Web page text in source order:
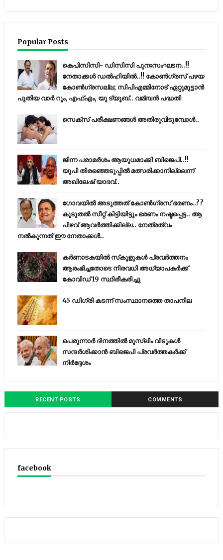
Popular Posts
കെപിസിസി- ഡിസിസി പുനഃസംഘടന..!!
നേതാക്കൾ ഡൽഹിയിൽ..!! കോണ്‍ഗ്രസ് പഴയ
കോണ്‍ഗ്രസല്ല; സിപിഎമ്മിനോട് ഏറ്റുമുട്ടാന്‍
പുതിയ വാര്‍ റൂം, എഫ്‌എം, യു ട്യൂബ്.. വമ്ബന്‍ പദ്ധതി
സെക്സ് പരീക്ഷണങ്ങൾ അതിരുവിടുമ്പോൾ..
ജിന്ന പരാമര്‍ശം ആയുധമാക്കി ബിജെപി..!!
യുപി തിരഞ്ഞെടുപ്പില്‍ മത്സരിക്കാനില്ലെന്ന്
അഖിലേഷ് യാദവ്..
ഗോവയിൽ അടുത്തത് കോൺഗ്രസ് ഭരണം..??
കൂടുതൽ സീറ്റ് കിട്ടിയിട്ടും ഭരണം നഷ്ടപ്പെട്ട.. ആ
പിഴവ് ആവർത്തിക്കില്ല.. നേത്രത്വം
നൽകുന്നത് ഈ നേതാക്കൾ..
കര്‍ണാടകയില്‍ സ്‌കൂളുകള്‍ പ്രവര്‍ത്തനം
ആരംഭിച്ചതോടെ നിരവധി അധ്യാപകര്‍ക്ക്
കോവിഡ് 19 സ്ഥിരീകരിച്ചു
45 ഡിഗ്രി കടന്ന് സംസ്ഥാനത്തെ താപനില
പെരുന്നാര്‍ ദിനത്തില്‍ മുസ്ലീം വീടുകള്‍
സന്ദര്‍ശിക്കാന്‍ ബിജെപി പ്രവര്‍ത്തകര്‍ക്ക്
നിര്‍ദ്ദേശം
RECENT POSTS COMMENTS
facebook